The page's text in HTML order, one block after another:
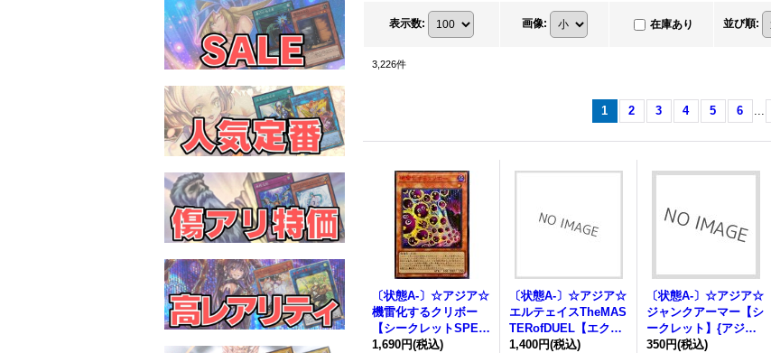
表示数: 画像: 在庫あり 並び順:
3,226件
1 2 3 4 5 6 ...
〔状態A-〕☆アジア☆
機雷化するクリボー
【シークレットSPECI
ALREDVer.】{アジア2
1,690円(税込)
〔状態A-〕☆アジア☆
エルテェイスTheMAS
TERofDUEL【エクス
トラシークレット】
1,400円(税込)
〔状態A-〕☆アジア☆
ジャンクアーマー【シ
ークレット】{アジア2
6PP-JP007}《モンス
350円(税込)